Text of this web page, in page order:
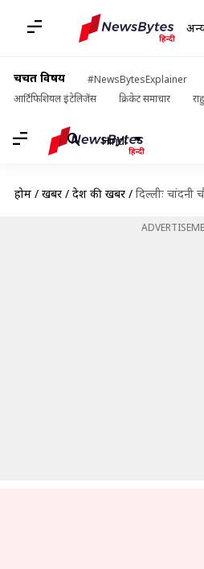
चर्चित विषय #NewsBytesExplainer
आर्टिफिशियल इंटेलिजेंस
क्रिकेट समाचार
Hindi
होम / खबरें / देश की खबरें / दिल्लीः चांदनी चौक के